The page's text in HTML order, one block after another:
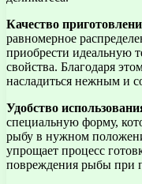
Качество
равномерное
приобрести идеальную
свойства. Благодаря
насладиться нежным и
Удобство
специальную форму,
рыбу в нужном
упрощает процесс
повреждения рыбы при